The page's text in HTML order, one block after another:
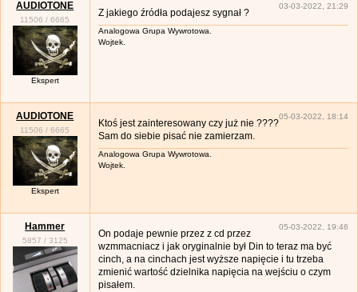
AUDIOTONE
11506 /6665
Ekspert
03-03-2022, 21:29
Z jakiego źródła podajesz sygnał ?
Analogowa Grupa Wywrotowa.
Wojtek.
AUDIOTONE
11506 /6665
Ekspert
05-03-2022, 18:14
Ktoś jest zainteresowany czy już nie ????
Sam do siebie pisać nie zamierzam.
Analogowa Grupa Wywrotowa.
Wojtek.
Hammer
5857 / 3125
05-03-2022, 19:46
On podaje pewnie przez z cd przez
wzmmacniacz i jak oryginalnie był Din to teraz ma być
cinch, a na cinchach jest wyższe napięcie i tu trzeba
zmienić wartość dzielnika napięcia na wejściu o czym
pisałem.